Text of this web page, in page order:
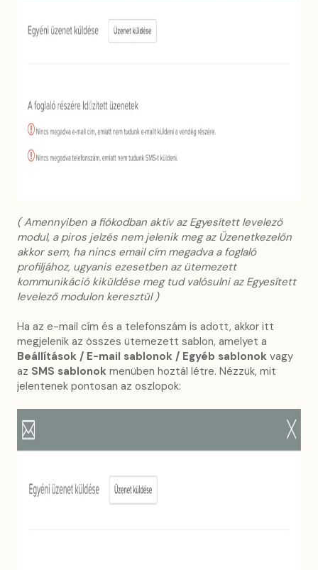
( Amennyiben a fiókodban aktív az Egyesített levelező
modul, a piros jelzés nem jelenik meg az Üzenetkezelőn
akkor sem, ha nincs email cím megadva a foglaló
profiljához, ugyanis ezesetben az ütemezett
kommunikáció kiküldése meg tud valósulni az Egyesített
levelező modulon keresztül )
Ha az e-mail cím és a telefonszám is adott, akkor itt
megjelenik az összes ütemezett sablon, amelyet a
Beállítások / E-mail sablonok / Egyéb sablonok vagy
az SMS sablonok menüben hoztál létre. Nézzük, mit
jelentenek pontosan az oszlopok: